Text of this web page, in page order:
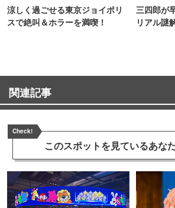
涼しく過ごせる東京ジョイポリ
スで絶叫＆ホラーを満喫！
三四郎が
リアル謎
関連記事
Check!
このスポットを見ているあな